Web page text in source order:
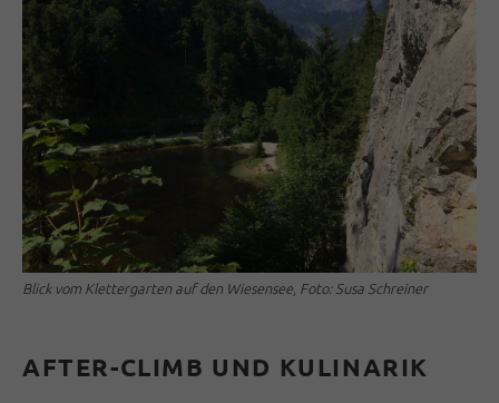
Blick vom Klettergarten auf den Wiesensee, Foto: Susa Schreiner
AFTER-CLIMB UND KULINARIK